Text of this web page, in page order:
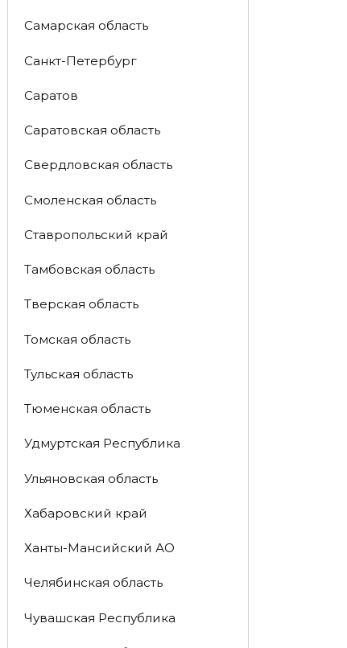
Самарская область
Санкт-Петербург
Саратов
Саратовская область
Свердловская область
Смоленская область
Ставропольский край
Тамбовская область
Тверская область
Томская область
Тульская область
Тюменская область
Удмуртская Республика
Ульяновская область
Хабаровский край
Ханты-Мансийский АО
Челябинская область
Чувашская Республика